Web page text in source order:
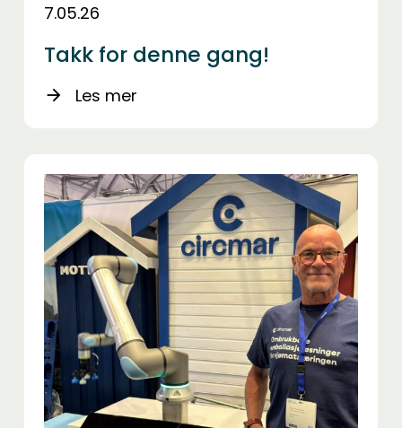
7.05.26
Takk for denne gang!
arrow_forward Les mer